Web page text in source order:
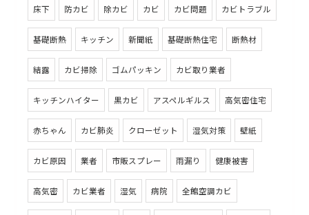
床下 防カビ 除カビ カビ カビ問題 カビトラブル
基礎断熱 キッチン 新聞紙 基礎断熱住宅 断熱材
結露 カビ掃除 ゴムパッキン カビ取り業者
キッチンハイター 黒カビ アスペルギルス 高気密住宅
赤ちゃん カビ肺炎 クローゼット 湿気対策 壁紙
カビ原因 業者 市販スプレー 雨漏り 健康被害
高気密 カビ業者 湿気 病院 全館空調カビ